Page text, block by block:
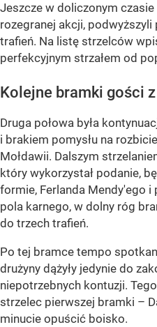
Jeszcze w doliczonym
rozegranej akcji,
trafień. Na listę strzelców
perfekcyjnym strzałem od
Kolejne bramki gości
Druga połowa była
i brakiem pomysłu na
Mołdawii. Dalszym
który wykorzystał podanie,
formie, Ferlanda Mendy'ego i
pola karnego, w dolny róg
do trzech trafień.
Po tej bramce tempo
drużyny dążyły jedynie do
niepotrzebnych kontuzji.
strzelec pierwszej bramki –
minucie opuścić boisko.